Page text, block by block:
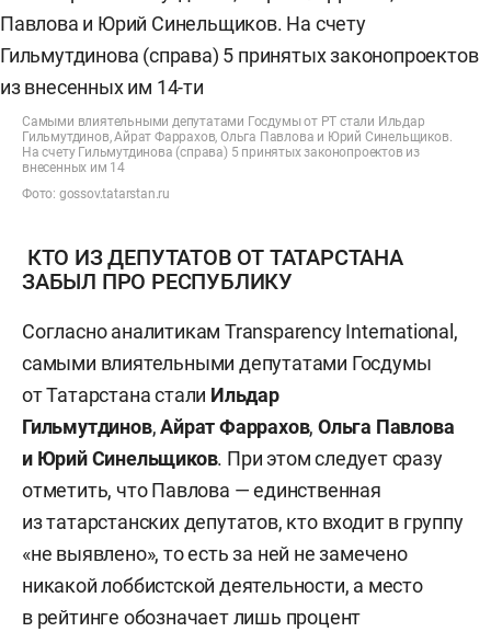
Самыми влиятельными депутатами Госдумы от РТ стали Ильдар
Гильмутдинов, Айрат Фаррахов, Ольга Павлова и Юрий Синельщиков.
На счету Гильмутдинова (справа) 5 принятых законопроектов из
внесенных им 14
Фото: gossov.tatarstan.ru
КТО ИЗ ДЕПУТАТОВ ОТ ТАТАРСТАНА
ЗАБЫЛ ПРО РЕСПУБЛИКУ
Согласно аналитикам Transparency International,
самыми влиятельными депутатами Госдумы
от Татарстана стали Ильдар
Гильмутдинов,Айрат Фаррахов, Ольга Павлова
и Юрий Синельщиков. При этом следует сразу
отметить, что Павлова — единственная
из татарстанских депутатов, кто входит в группу
«не выявлено», то есть за ней не замечено
никакой лоббистской деятельности, а место
в рейтинге обозначает лишь процент